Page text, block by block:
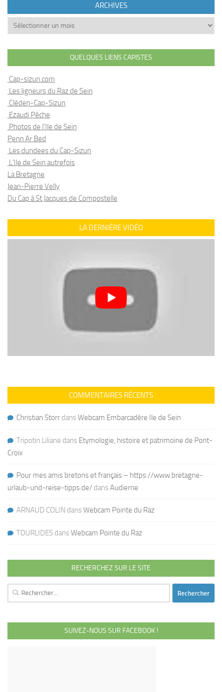
ARCHIVES
Archives
QUELQUES LIENS CAPISTES
Cap-sizun.com
Les ligneurs du Raz de Sein
Cléden-Cap-Sizun
Ezaudi Pêche
Photos de l'Ile de Sein
Penn Ar Bed
Les dundees du Cap-Sizun
L'Ile de Sein autrefois
La Bretagne
Jean-Pierre Velly
Du Cap à St Jacques de Compostelle
LA DERNIÈRE VIDÉO
COMMENTAIRES RÉCENTS
Christian Storr dans Webcam Embarcadère Ile de Sein
Tripotin Liliane dans Etymologie, histoire et patrimoine de Pont-
Croix
Pour mes amis bretons et français – https://www.bretagne-
urlaub-und-reise-tipps.de/ dans Audierne
ARNAUD COLIN dans Webcam Pointe du Raz
TOURLIDES dans Webcam Pointe du Raz
RECHERCHEZ SUR LE SITE
Rechercher :
SUIVEZ-NOUS SUR FACEBOOK !